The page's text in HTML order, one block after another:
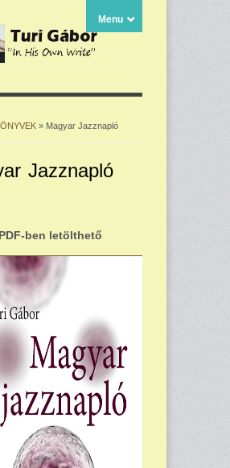
Menu
» Magyar Jazznapló
Jazznapló
PDF-ben letölthető